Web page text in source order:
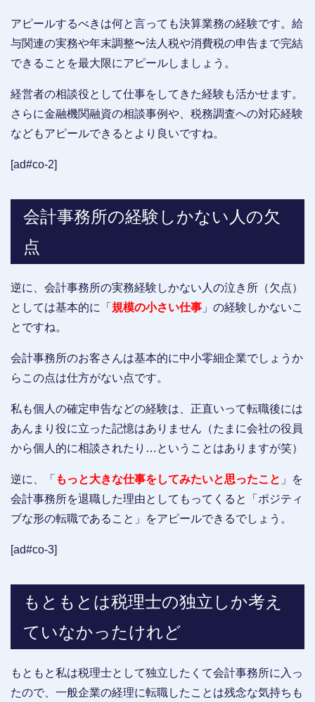
アピールするべきは何と言っても決算業務の経験です。給
与関連の実務や年末調整〜法人税や消費税の申告まで完結
できることを最大限にアピールしましょう。
経営者の相談役として仕事をしてきた経験も活かせます。
さらに金融機関融資の相談事例や、税務調査への対応経験
などもアピールできるとより良いですね。
[ad#co-2]
会計事務所の経験しかない人の欠
点
逆に、会計事務所の実務経験しかない人の泣き所（欠点）
としては基本的に「 規模の小さい仕事 」の経験しかないこ
とですね。
会計事務所のお客さんは基本的に中小零細企業でしょうか
らこの点は仕方がない点です。
私も個人の確定申告などの経験は、正直いって転職後には
あんまり役に立った記憶はありません（たまに会社の役員
から個人的に相談されたり…ということはありますが笑）
逆に、「 もっと大きな仕事をしてみたいと思ったこと 」を
会計事務所を退職した理由としてもってくると「ポジティ
ブな形の転職であること」をアピールできるでしょう。
[ad#co-3]
もともとは税理士の独立しか考え
ていなかったけれど
もともと私は税理士として独立したくて会計事務所に入っ
たので、一般企業の経理に転職したことは残念な気持ちも